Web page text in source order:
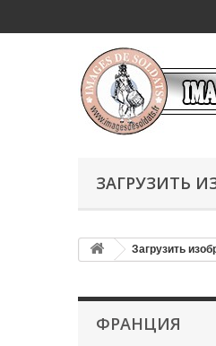
ЗАГРУЗИТЬ
Загрузить
ФРАНЦИЯ